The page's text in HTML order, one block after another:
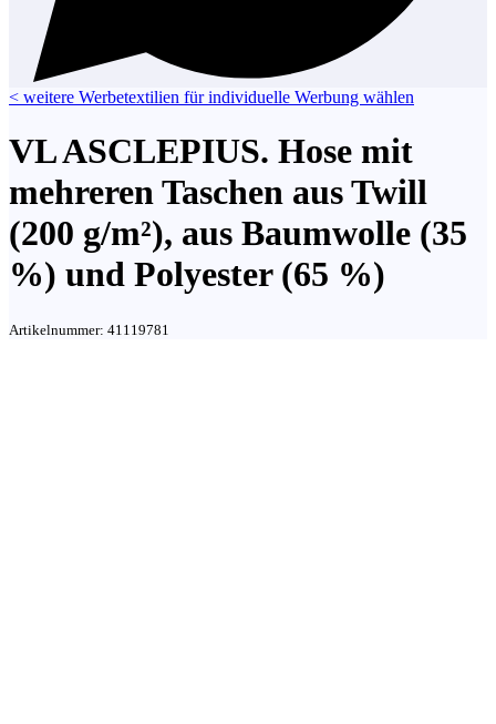
< weitere Werbetextilien für individuelle Werbung wählen
VL ASCLEPIUS. Hose mit
mehreren Taschen aus Twill
(200 g/m²), aus Baumwolle (35
%) und Polyester (65 %)
Artikelnummer: 41119781